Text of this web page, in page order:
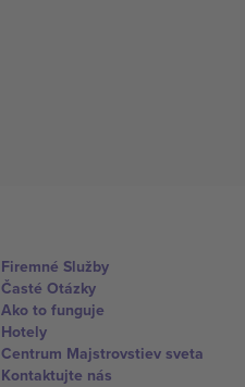
Firemné Služby
Časté Otázky
Ako to funguje
Hotely
Centrum Majstrovstiev sveta
Kontaktujte nás